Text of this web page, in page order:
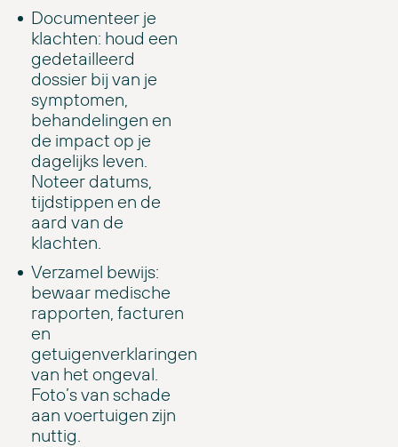
Documenteer je
klachten: houd een
gedetailleerd
dossier bij van je
symptomen,
behandelingen en
de impact op je
dagelijks leven.
Noteer datums,
tijdstippen en de
aard van de
klachten.
Verzamel bewijs:
bewaar medische
rapporten, facturen
en
getuigenverklaringen
van het ongeval.
Foto’s van schade
aan voertuigen zijn
nuttig.